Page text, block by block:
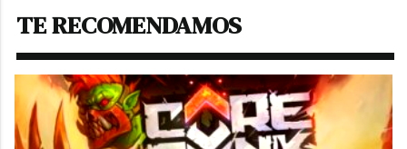
TE RECOMENDAMOS